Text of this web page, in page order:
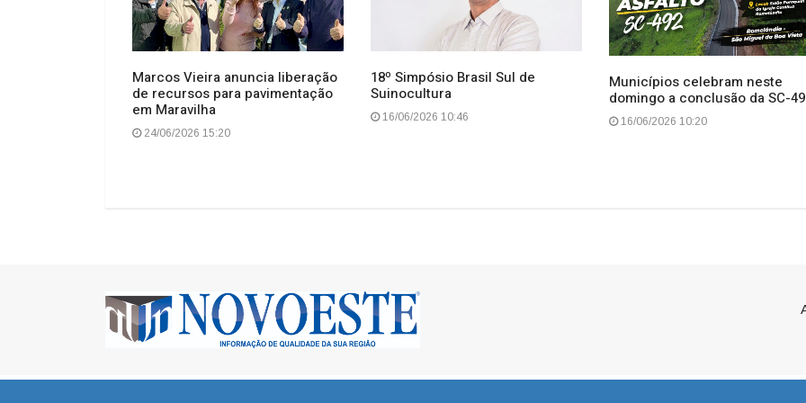
Marcos Vieira anuncia liberação
de recursos para pavimentação
em Maravilha
24/06/2026 15:20
18º Simpósio Brasil Sul de
Suinocultura
16/06/2026 10:46
Municípios celebram neste
domingo a conclusão da SC-
16/06/2026 10:20